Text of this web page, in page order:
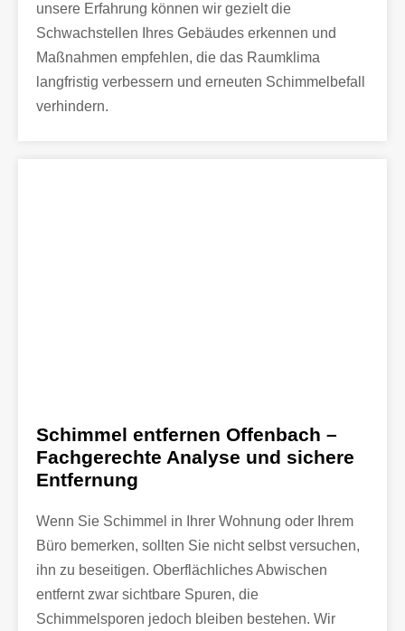
unsere Erfahrung können wir gezielt die
Schwachstellen Ihres Gebäudes erkennen und
Maßnahmen empfehlen, die das Raumklima
langfristig verbessern und erneuten Schimmelbefall
verhindern.
Schimmel entfernen Offenbach –
Fachgerechte Analyse und sichere
Entfernung
Wenn Sie Schimmel in Ihrer Wohnung oder Ihrem
Büro bemerken, sollten Sie nicht selbst versuchen,
ihn zu beseitigen. Oberflächliches Abwischen
entfernt zwar sichtbare Spuren, die
Schimmelsporen jedoch bleiben bestehen. Wir